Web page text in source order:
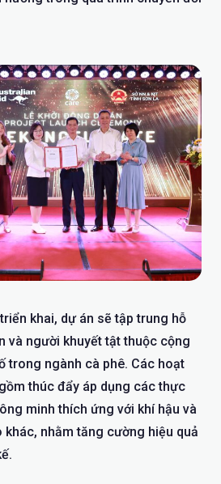
khai, dự án sẽ tập trung hỗ
và người khuyết tật thuộc cộng
trong ngành cà phê. Các hoạt
thúc đẩy áp dụng các thực
minh thích ứng với khí hậu và
nhằm tăng cường hiệu quả